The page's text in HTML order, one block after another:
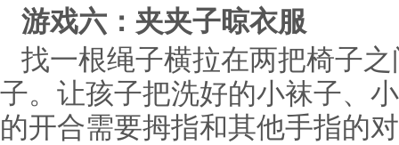
游戏六：夹夹子晾衣服
找一根绳子横拉在两把椅子
子。让孩子把洗好的小袜子、
的开合需要拇指和其他手指的